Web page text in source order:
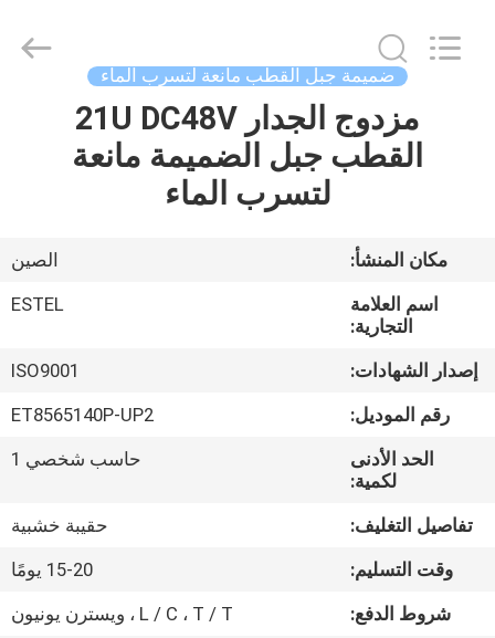
منزل،
معلومات
جولة
مراقبة
الجودة
TECHNOLOGY
ضميمة جبل القطب مانعة لتسرب الماء
مزدوج الجدار 21U DC48V
القطب جبل الضميمة مانعة
لتسرب الماء
مكان المنشأ:
الصين
اسم العلامة
التجارية:
ESTEL
إصدار الشهادات:
ISO9001
رقم الموديل:
ET8565140P-UP2
الحد الأدنى
لكمية:
حاسب شخصي 1
تفاصيل التغليف:
حقيبة خشبية
وقت التسليم:
15-20 يومًا
شروط الدفع:
L / C ، T / T ، ويسترن يونيون